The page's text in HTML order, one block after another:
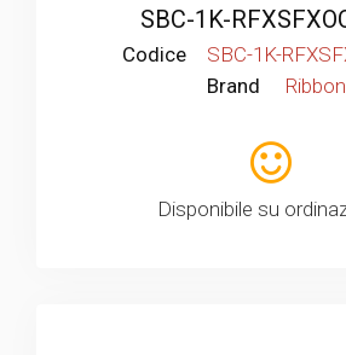
SBC-1K-
Codice
SBC-1K-
Brand
Ribbon
Disponibile su